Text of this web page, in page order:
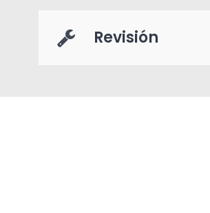
Revisión